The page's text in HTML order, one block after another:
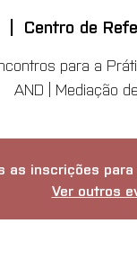
|
Centro de
para a
AND | Mediação
as inscrições
Ver outros